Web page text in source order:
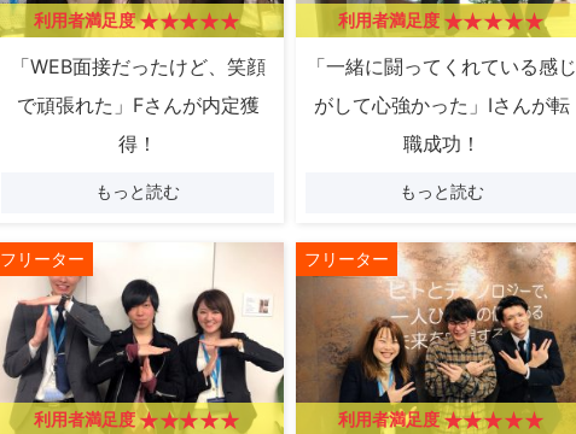
利用者満足度
「WEB面接だったけど、笑顔
で頑張れた」Fさんが内定獲
得！
もっと読む
利用者満足度
「一緒に闘ってくれている感じ
がして心強かった」Iさんが転
職成功！
もっと読む
フリーター
利用者満足度
フリーター
利用者満足度